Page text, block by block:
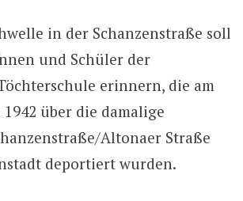
in der Schanzenstraße soll
und Schüler der
erinnern, die am
1942 über die damalige
Altonaer Straße
deportiert wurden.